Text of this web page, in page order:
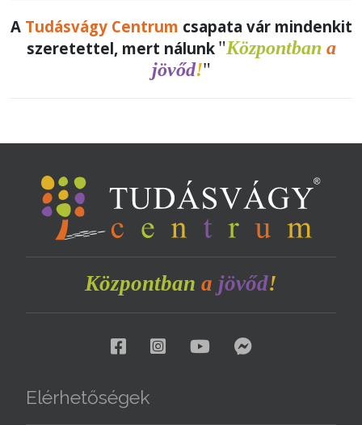
A Tudásvágy Centrum csapata vár mindenkit
szeretettel, mert nálunk "Központban a
jövőd!"
Központban a jövőd!
Elérhetőségek